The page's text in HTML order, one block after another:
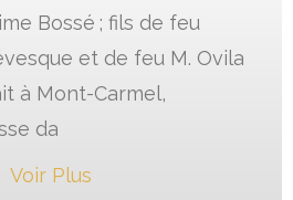
Bossé ; fils de feu
et de feu M. Ovila
à Mont-Carmel,
da
Voir Plus